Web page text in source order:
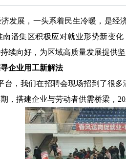
发展，一头系着民生冷暖，是
潘集区积极应对就业形势新变
续向好，为区域高质量发展提供
企业用工新解法
台，我们在招聘会现场招到了很
，搭建企业与劳动者供需桥梁，